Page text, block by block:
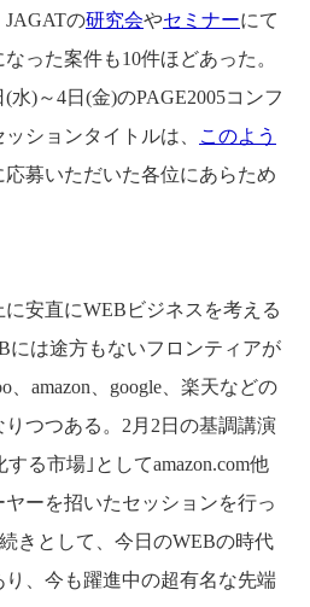
JAGATの研究会やセミナーにて
った案件も10件ほどあった。
水)～4日(金)のPAGE2005コンフ
ションタイトルは、
このよう
募いただいた各位にあらため
安直にWEBビジネスを考える
には途方もないフロンティアが
、amazon、google、楽天などの
つつある。2月2日の基調講演
る市場｣としてamazon.com他
ーを招いたセッションを行っ
きとして、今日のWEBの時代
、今も躍進中の超有名な先端